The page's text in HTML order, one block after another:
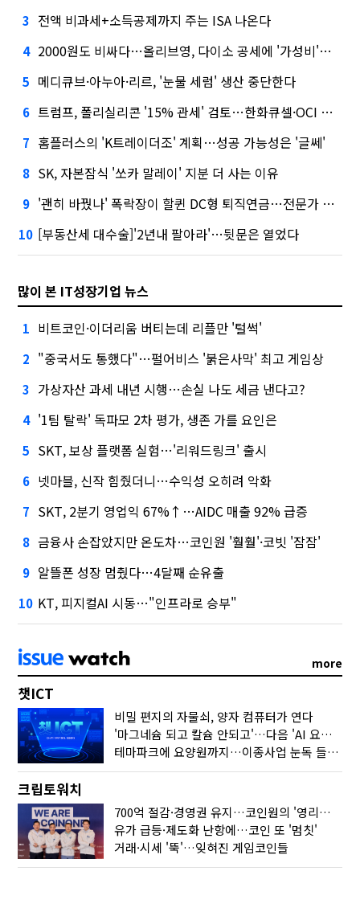
3 전액 비과세+소득공제까지 주는 ISA 나온다
4 2000원도 비싸다…올리브영, 다이소 공세에 '가성비'로 맞불
5 메디큐브·아누아·리르, '눈물 세럼' 생산 중단한다
6 트럼프, 폴리실리콘 '15% 관세' 검토…한화큐셀·OCI 영향은?
7 홈플러스의 'K트레이더조' 계획…성공 가능성은 '글쎄'
8 SK, 자본잠식 '쏘카 말레이' 지분 더 사는 이유
9 '괜히 바꿨나' 폭락장이 할퀸 DC형 퇴직연금…전문가 조언은
10 [부동산세 대수술]'2년내 팔아라'…뒷문은 열었다
많이 본 IT성장기업 뉴스
1 비트코인·이더리움 버티는데 리플만 '털썩'
2 "중국서도 통했다"…펄어비스 '붉은사막' 최고 게임상
3 가상자산 과세 내년 시행…손실 나도 세금 낸다고?
4 '1팀 탈락' 독파모 2차 평가, 생존 가를 요인은
5 SKT, 보상 플랫폼 실험…'리워드링크' 출시
6 넷마블, 신작 힘줬더니…수익성 오히려 악화
7 SKT, 2분기 영업익 67%↑…AIDC 매출 92% 급증
8 금융사 손잡았지만 온도차…코인원 '훨훨'·코빗 '잠잠'
9 알뜰폰 성장 멈췄다…4달째 순유출
10 KT, 피지컬AI 시동…"인프라로 승부"
more
챗ICT
비밀 편지의 자물쇠, 양자 컴퓨터가 연다
'마그네슘 되고 칼슘 안되고'…다음 'AI 요약' 갈 길은
테마파크에 요양원까지…이종사업 눈독 들이는 게임사
크립토워치
700억 절감·경영권 유지…코인원의 '영리한 딜'
유가 급등·제도화 난항에…코인 또 '멈칫'
거래·시세 '뚝'…잊혀진 게임코인들